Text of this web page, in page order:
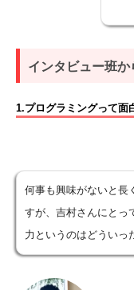
インタビュー班か
1.プログラミングって面
何事も興味がないと長
すが、吉村さんにとっ
力というのはどういっ